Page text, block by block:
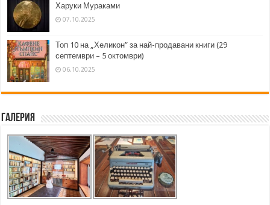
Харуки Мураками
07.10.2025
Топ 10 на „Хеликон” за най-продавани книги (29
септември – 5 октомври)
06.10.2025
Галерия